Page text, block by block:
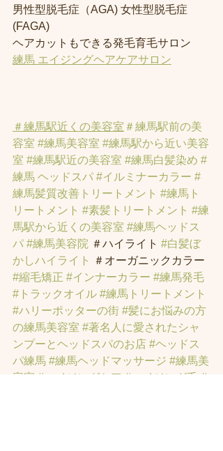
男性型脱毛症（AGA) 女性型脱毛症
(FAGA)
ヘアカットもできる発毛育毛サロン
練馬 エイジングヘアケアサロン
＃練馬駅近くの美容室 ＃練馬駅前の美
容室 #練馬美容室 #練馬駅から近い美容
室 #練馬駅近の美容室 #練馬白髪染め #
練馬 ヘッドスパ #イルミナーカラー #
練馬髪質改善トリートメント #練馬ト
リートメント #素髪トリートメント #練
馬駅から近くの美容室 #練馬ヘッドス
パ #練馬美容院 ＃ハイライト #白髪ぼ
かしハイライト
＃オーガニックカラー
#縮毛矯正 #インナーカラー #練馬発毛
#トラックオイル #練馬トリートメント
#ハリーポッターの街 #髪にお悩みの方
の練馬美容室 #著名人に愛されたシャ
ンプーとヘッドスパのお店 #ヘッドス
パ練馬 #練馬ヘッドマッサージ #練馬美
容室 #エイジングケア #エイジング毛
#